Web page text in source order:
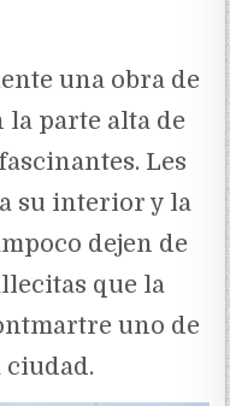
una obra de
la parte alta de
Les
su interior y la
dejen de
que la
uno de
ciudad.